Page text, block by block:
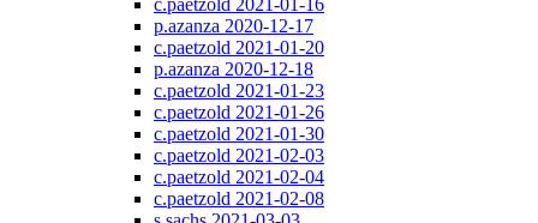
p.azanza 2020-12-17
c.paetzold 2021-01-20
p.azanza 2020-12-18
c.paetzold 2021-01-23
c.paetzold 2021-01-26
c.paetzold 2021-01-30
c.paetzold 2021-02-03
c.paetzold 2021-02-04
c.paetzold 2021-02-08